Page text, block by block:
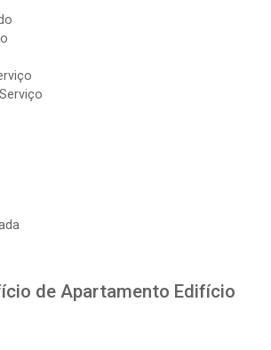
de Apartamento Edifício